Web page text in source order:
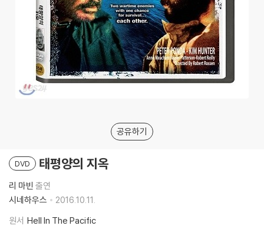
공유하기
DVD 태평양의 지옥
리 마빈 출연
시네하우스
2016.10.11.
원서 Hell In The Pacific